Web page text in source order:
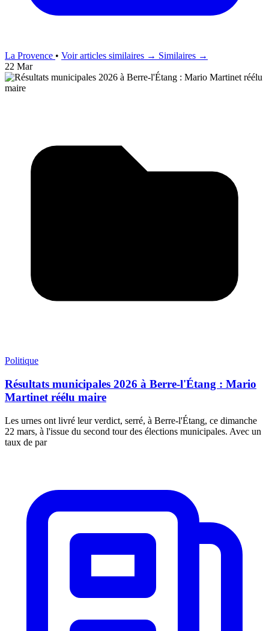
La Provence • Voir articles similaires → Similaires →
22 Mar
Politique
Résultats municipales 2026 à Berre-l'Étang : Mario
Martinet réélu maire
Les urnes ont livré leur verdict, serré, à Berre-l'Étang, ce dimanche
22 mars, à l'issue du second tour des élections municipales. Avec un
taux de par